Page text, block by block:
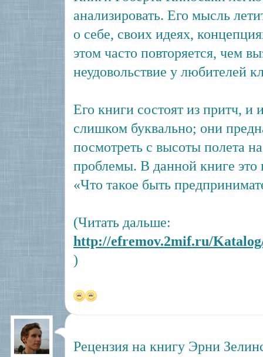
анализировать. Его мысль
о себе, своих идеях,
этом часто повторяется, чем
неудовольствие у любителей
Его книги состоят из притч, и
слишком буквально; они
посмотреть с высоты полета
проблемы. В данной книге это
«Что такое быть
(Читать дальше:
http://efremov.2mif.ru/
)
Рецензия на книгу Эрни